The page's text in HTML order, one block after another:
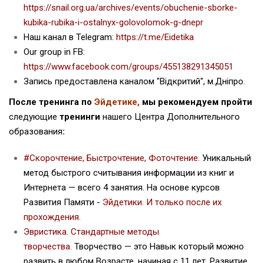
https://snail.org.ua/archives/events/obuchenie-sborke-
kubika-rubika-i-ostalnyx-golovolomok-g-dnepr
Наш канал в Telegram: https://t.me/Eidetika
Our group in FB:
https://www.facebook.com/groups/455138291345051
Запись предоставлена каналом "Відкритий", м.Дніпро.
После тренинга по Эйдетике, мы рекомендуем пройти
следующие тренинги нашего Центра Дополнительного
образования:
#Скорочтение, Быстрочтение, Фоточтение. Уникальный
метод быстрого считывания информации из книг и
Интернета — всего 4 занятия. На основе курсов
Развития Памяти - Эйдетики. И только после их
прохождения.
Эвристика. Стандартные методы
творчества. Творчество — это Навык который можно